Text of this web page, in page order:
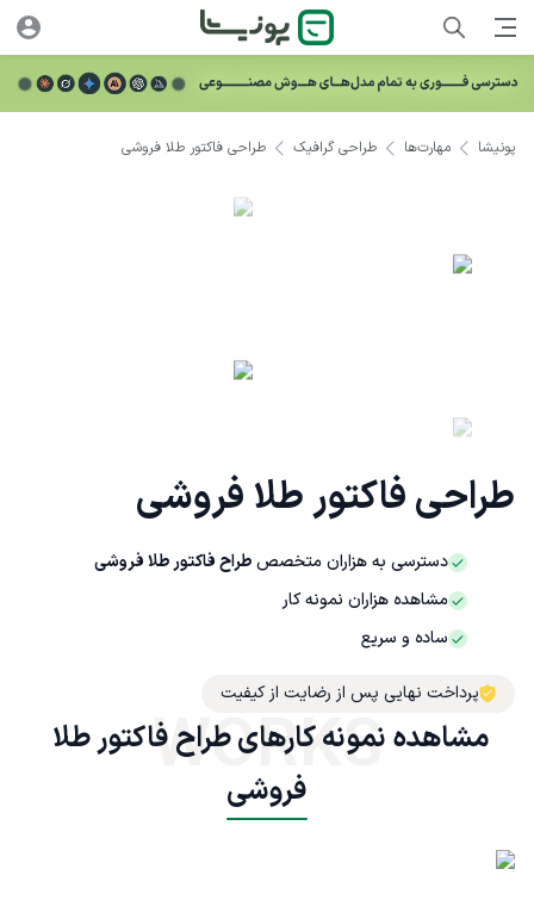
طراحی فاکتور طلا فروشی
دسترسی به هزاران متخصصطراح فاکتور طلا فروشی
مشاهده هزاران نمونه کار
ساده و سریع
پرداخت نهایی پس از رضایت از کیفیت
پونیشا مهارت‌ها طراحی گرافیک طراحی فاکتور طلا فروشی
مشاهده نمونه کارهای طراح فاکتور طلا
فروشی
WORKS